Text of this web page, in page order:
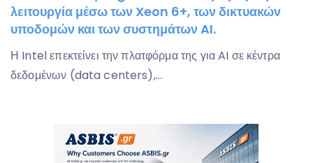
λειτουργία μέσω των Xeon 6+, των δικτυακών
υποδομών και των συστημάτων AI.
Η Intel επεκτείνει την πλατφόρμα της για AI σε κέντρα
δεδομένων (data centers),…